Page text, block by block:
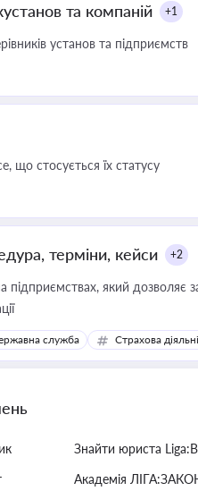
та компаній +1
установ та підприємств
що стосується їх статусу
терміни, кейси +2
підприємствах, який дозволяє
служба Страхова
Знайти юриста
Академія